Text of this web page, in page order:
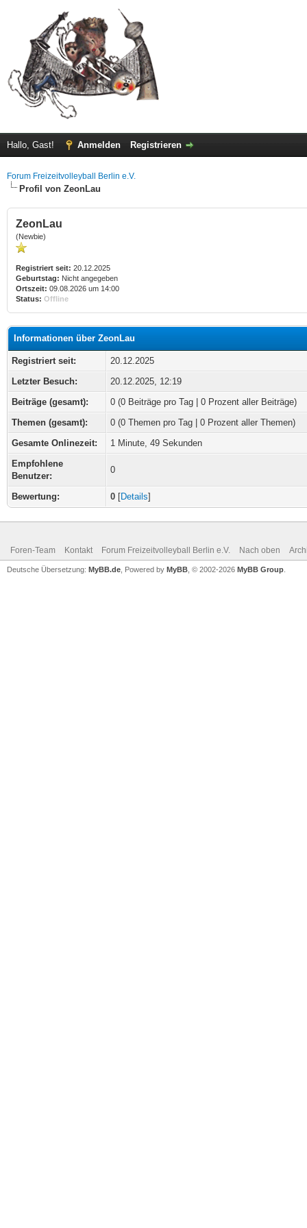
Hallo, Gast! Anmelden Registrieren
Forum Freizeitvolleyball Berlin e.V.
Profil von ZeonLau
ZeonLau
(Newbie)
Registriert seit: 20.12.2025
Geburtstag: Nicht angegeben
Ortszeit: 09.08.2026 um 14:00
Status: Offline
Informationen über ZeonLau
Registriert seit:
20.12.2025
Letzter Besuch:
20.12.2025, 12:19
Beiträge (gesamt):
0 (0 Beiträge pro Tag | 0 Prozent aller Beiträge)
Themen (gesamt):
0 (0 Themen pro Tag | 0 Prozent aller Themen)
Gesamte Onlinezeit:
1 Minute, 49 Sekunden
Empfohlene
Benutzer:
0
Bewertung: 0 [Details]
Foren-Team Kontakt Forum Freizeitvolleyball Berlin e.V. Nach oben
Deutsche Übersetzung: MyBB.de , Powered by MyBB , © 2002-2026 MyBB Group